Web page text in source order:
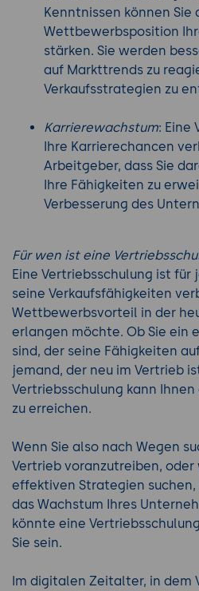
Kenntnissen können Sie
Wettbewerbsposition
stärken. Sie werden
auf Markttrends zu
Verkaufsstrategien zu
Karrierewachstum: Eine
Ihre Karrierechancen
Arbeitgeber, dass Sie
Ihre Fähigkeiten zu
Verbesserung des
Für wen ist eine
Eine Vertriebsschulung ist
seine Verkaufsfähigkeiten
Wettbewerbsvorteil in der
erlangen möchte. Ob Sie ein
sind, der seine Fähigkeiten
jemand, der neu im Vertrieb
Vertriebsschulung kann
zu erreichen.
Wenn Sie also nach Wegen
Vertrieb voranzutreiben, oder
effektiven Strategien suchen,
das Wachstum Ihres
könnte eine
Sie sein.
Im digitalen Zeitalter, in dem